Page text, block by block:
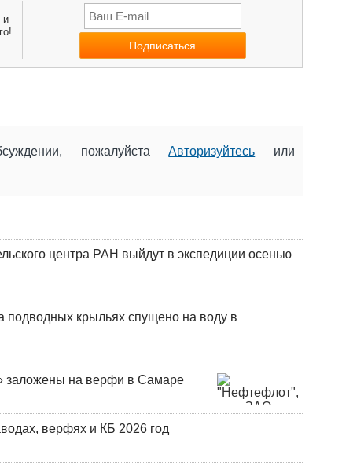
и
пожалуйстаАвторизуйтесь или
центра РАН выйдут в экспедиции осенью
подводных крыльях спущено на воду в
заложены на верфи в Самаре
верфях и КБ 2026 год